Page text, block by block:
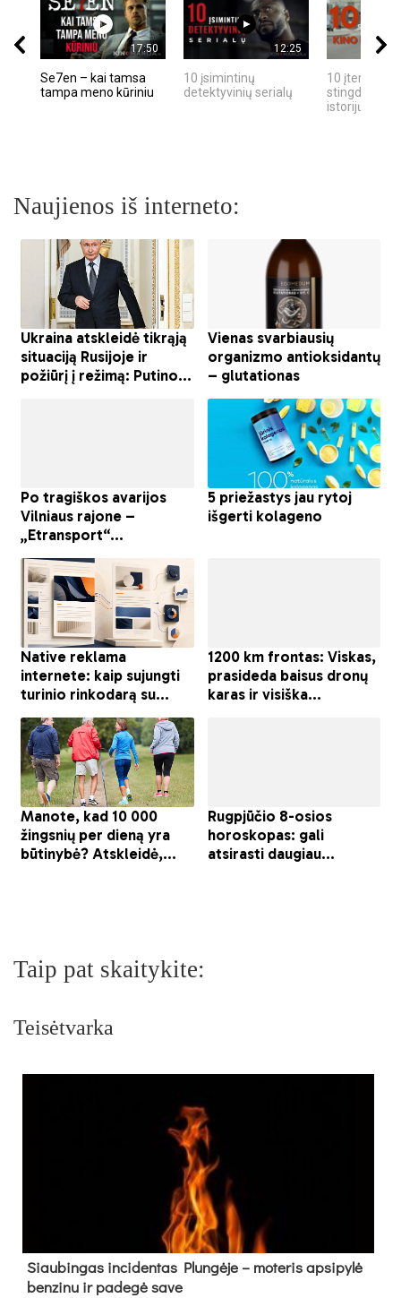
17:50
Se7en – kai tamsa
tampa meno kūriniu
12:25
10 įsimintinų
detektyvinių serialų
10 įtemptų,
stingdančių
istorijų
Naujienos iš interneto:
Taip pat skaitykite:
Teisėtvarka
Siau­bin­gas in­ci­den­tas Plun­gė­je – mo­te­ris ap­si­py­lė
ben­zi­nu ir pa­de­gė sa­ve